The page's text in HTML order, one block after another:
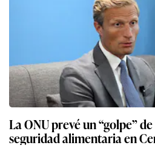
La ONU prevé un “golpe” de
seguridad alimentaria en